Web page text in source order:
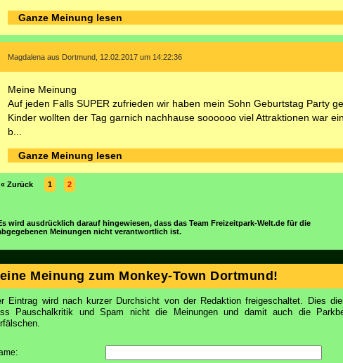
Ganze Meinung lesen
Magdalena aus Dortmund, 12.02.2017 um 14:22:36
Meine Meinung
Auf jeden Falls SUPER zufrieden wir haben mein Sohn Geburtstag Party
Kinder wollten der Tag garnich nachhause soooooo viel Attraktionen war
b...
Ganze Meinung lesen
« Zurück 1 2
wird ausdrücklich darauf hingewiesen, dass das Team Freizeitpark-Welt.de für die
Meinungen nicht verantwortlich ist.
Meinung zum Monkey-Town Dortmund!
Eintrag wird nach kurzer Durchsicht von der Redaktion freigeschaltet. Dies
Pauschalkritik und Spam nicht die Meinungen und damit auch die